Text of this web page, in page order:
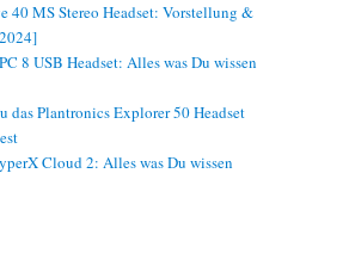
40 MS Stereo Headset: Vorstellung &
8 USB Headset: Alles was Du wissen
das Plantronics Explorer 50 Headset
Cloud 2: Alles was Du wissen